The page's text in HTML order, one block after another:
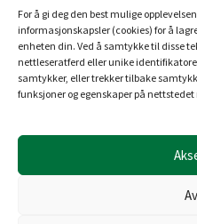
For å gi deg den best mulige
informasjonskapsler (cookies) for å
enheten din. Ved å samtykke til disse
nettleseratferd eller unike
samtykker, eller trekker tilbake
funksjoner og egenskaper på
S-